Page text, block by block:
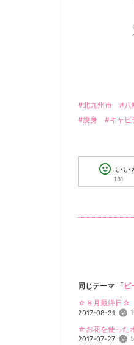
#北九州市 #八
#痩身
#キャビ
いい
181
同じテーマ 「ビ
☆８月最終日☆
2017-08-31
☆お花を使った
2017-07-27 5